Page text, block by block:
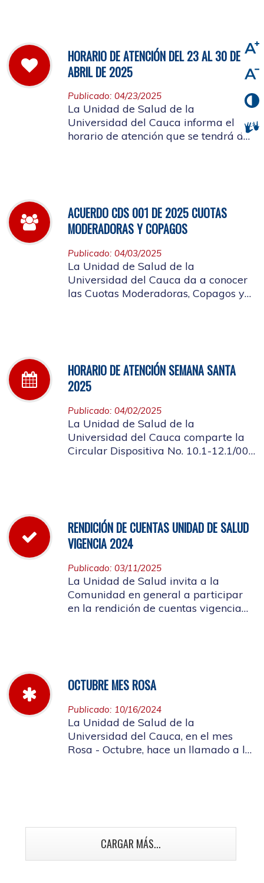
HORARIO DE ATENCIÓN DEL 23 AL 30 DE
ABRIL DE 2025
Publicado: 04/23/2025
La Unidad de Salud de la
Universidad del Cauca informa el
horario de atención que se tendrá del
ACUERDO CDS 001 DE 2025 CUOTAS
MODERADORAS Y COPAGOS
Publicado: 04/03/2025
La Unidad de Salud de la
Universidad del Cauca da a conocer
las Cuotas Moderadoras, Copagos y
HORARIO DE ATENCIÓN SEMANA SANTA
2025
Publicado: 04/02/2025
La Unidad de Salud de la
Universidad del Cauca comparte la
Circular Dispositiva No. 10.1-12.1/002
RENDICIÓN DE CUENTAS UNIDAD DE SALUD
VIGENCIA 2024
Publicado: 03/11/2025
La Unidad de Salud invita a la
Comunidad en general a participar
en la rendición de cuentas vigencia
OCTUBRE MES ROSA
Publicado: 10/16/2024
La Unidad de Salud de la
Universidad del Cauca, en el mes
Rosa - Octubre, hace un llamado a la
CARGAR MÁS...